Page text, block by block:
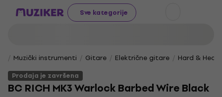
Sve kategorije
Muzički instrumenti Gitare Električne gitare
Hard & Heavy
Prodaja je završena
BC RICH MK3 Warlock Barbed Wire Black